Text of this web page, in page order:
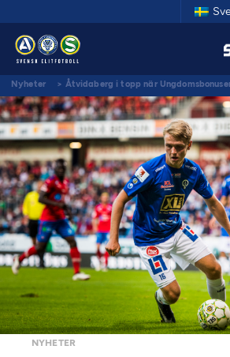
Nyheter > Åtvidaberg i topp när
NYHETER